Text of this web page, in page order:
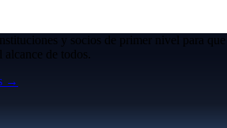
y socios de primer nivel para que
de todos.
→